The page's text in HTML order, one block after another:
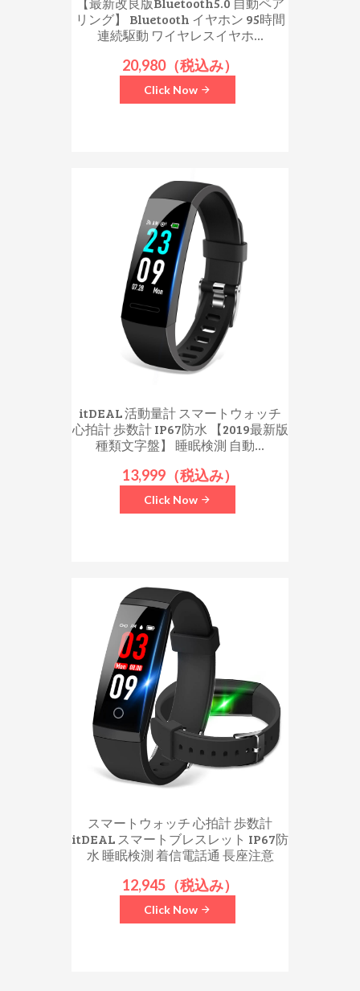
リング】 Bluetooth イヤホン 95時間
連続駆動 ワイヤレスイヤホ...
20,980（税込み）
Click Now
itDEAL 活動量計 スマートウォッチ
心拍計 歩数計 IP67防水 【2019最新版
種類文字盤】 睡眠検測 自動...
13,999（税込み）
Click Now
スマートウォッチ 心拍計 歩数計
itDEAL スマートブレスレット IP67防
水 睡眠検測 着信電話通 長座注意
12,945（税込み）
Click Now